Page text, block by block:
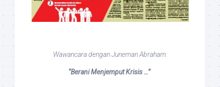
Wawancara dengan Juneman Abraham:
“Berani Menjemput Krisis …”